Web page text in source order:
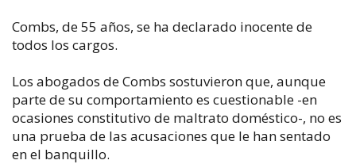
Combs, de 55 años, se ha declarado inocente de
todos los cargos.
Los abogados de Combs sostuvieron que, aunque
parte de su comportamiento es cuestionable -en
ocasiones constitutivo de maltrato doméstico-, no es
una prueba de las acusaciones que le han sentado
en el banquillo.